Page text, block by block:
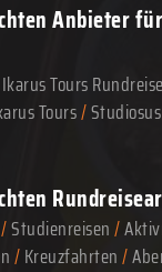
Anbieter
Ikarus Tours
Tours/Studiosus
/Studienreisen/
/Kreuzfahrten/